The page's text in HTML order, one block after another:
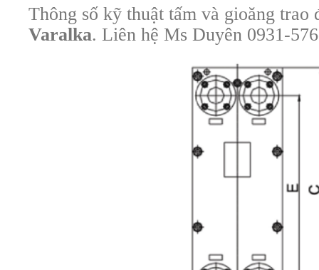
Thông số kỹ thuật tấm và gioăng
Varalka. Liên hệ Ms Duyên 0931-